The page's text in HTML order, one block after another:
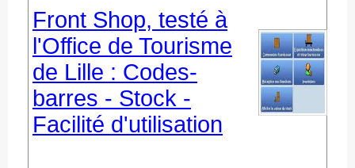
Front Shop, testé à
l'Office de Tourisme
de Lille : Codes-
barres - Stock -
Facilité d'utilisation